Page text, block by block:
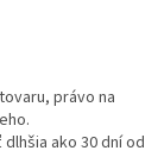
právo na
ako 30 dní od